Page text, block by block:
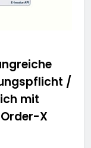
/
mit
X